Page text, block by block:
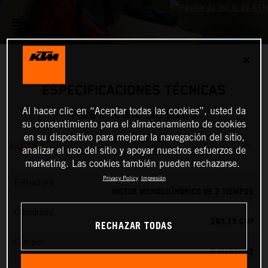
2026 KTM 300 EXC 6DAYS
MOTOR
6 MARCHAS
Al hacer clic en “Aceptar todas las cookies”, usted da
su consentimiento para el almacenamiento de cookies
en su dispositivo para mejorar la navegación del sitio,
analizar el uso del sitio y apoyar nuestros esfuerzos de
marketing. Las cookies también pueden rechazarse.
Privacy Policy Impresión
RECHAZAR TODAS